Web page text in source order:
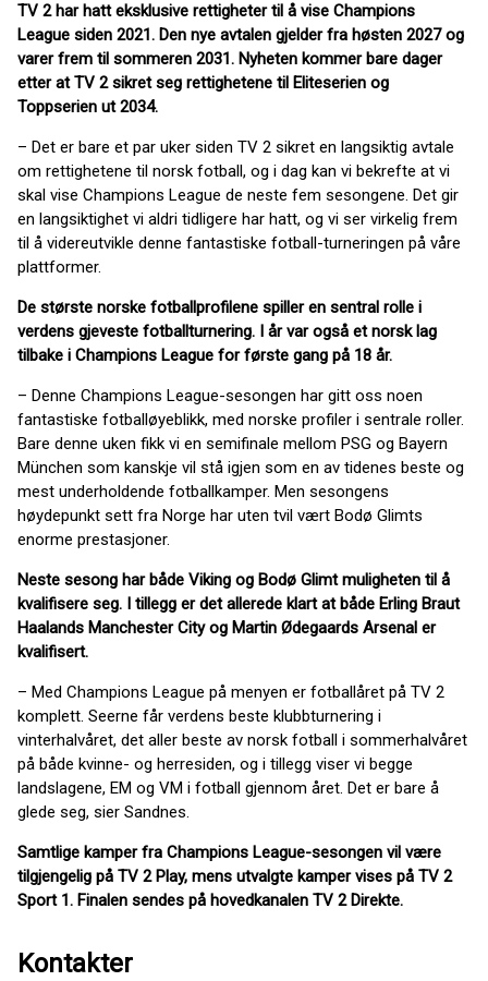
TV 2 har hatt eksklusive rettigheter til å vise Champions
League siden 2021. Den nye avtalen gjelder fra høsten 2027 og
varer frem til sommeren 2031. Nyheten kommer bare dager
etter at TV 2 sikret seg rettighetene til Eliteserien og
Toppserien ut 2034.
– Det er bare et par uker siden TV 2 sikret en langsiktig avtale
om rettighetene til norsk fotball, og i dag kan vi bekrefte at vi
skal vise Champions League de neste fem sesongene. Det gir
en langsiktighet vi aldri tidligere har hatt, og vi ser virkelig frem
til å videreutvikle denne fantastiske fotball-turneringen på våre
plattformer.
De største norske fotballprofilene spiller en sentral rolle i
verdens gjeveste fotballturnering. I år var også et norsk lag
tilbake i Champions League for første gang på 18 år.
– Denne Champions League-sesongen har gitt oss noen
fantastiske fotballøyeblikk, med norske profiler i sentrale roller.
Bare denne uken fikk vi en semifinale mellom PSG og Bayern
München som kanskje vil stå igjen som en av tidenes beste og
mest underholdende fotballkamper. Men sesongens
høydepunkt sett fra Norge har uten tvil vært Bodø Glimts
enorme prestasjoner.
Neste sesong har både Viking og Bodø Glimt muligheten til å
kvalifisere seg. I tillegg er det allerede klart at både Erling Braut
Haalands Manchester City og Martin Ødegaards Arsenal er
kvalifisert.
– Med Champions League på menyen er fotballåret på TV 2
komplett. Seerne får verdens beste klubbturnering i
vinterhalvåret, det aller beste av norsk fotball i sommerhalvåret
på både kvinne- og herresiden, og i tillegg viser vi begge
landslagene, EM og VM i fotball gjennom året. Det er bare å
glede seg, sier Sandnes.
Samtlige kamper fra Champions League-sesongen vil være
tilgjengelig på TV 2 Play, mens utvalgte kamper vises på TV 2
Sport 1. Finalen sendes på hovedkanalen TV 2 Direkte.
Kontakter